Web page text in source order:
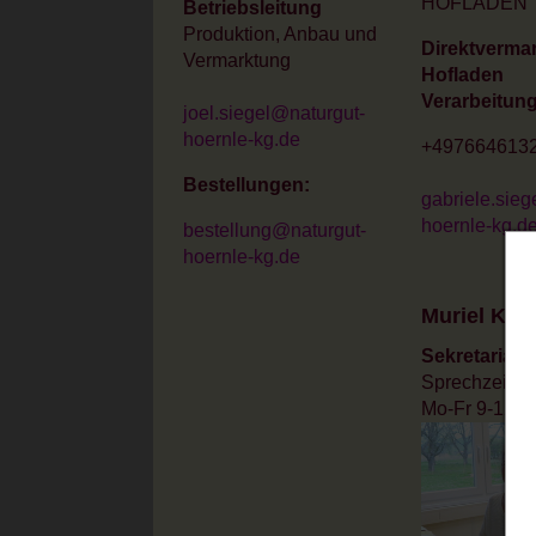
Betriebsleitung
Produktion, Anbau und
Vermarktung
joel.siegel@naturgut-
hoernle-kg.de
Bestellungen:
bestellung@naturgut-
hoernle-kg.de
Hofladen
hoernle-kg.de
Muriel Kage
Sekretariat
Sprechzeiten:
Mo-Fr 9-12